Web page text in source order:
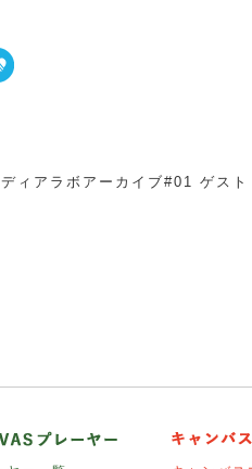
ディアラボアーカイブ#01 ゲス